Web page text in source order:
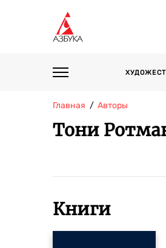
Главная Авторы
Тони
Книги